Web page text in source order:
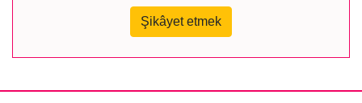
Şikâyet etmek